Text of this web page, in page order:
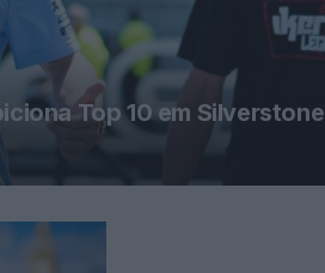
Top 10 em Silverstone